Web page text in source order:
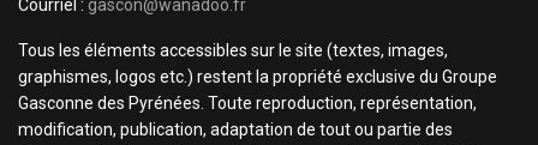
Courriel : gascon@wanadoo.fr
Tous les éléments accessibles sur le site (textes, images,
graphismes, logos etc.) restent la propriété exclusive du Groupe
Gasconne des Pyrénées. Toute reproduction, représentation,
modification, publication, adaptation de tout ou partie des